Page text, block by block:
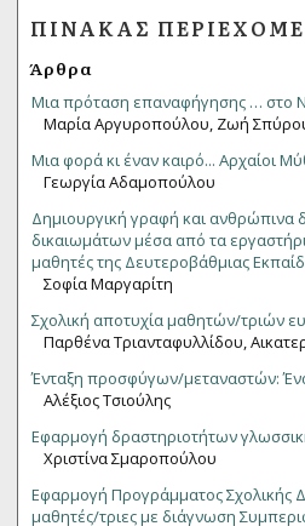
ΠΊΝΑΚΑΣ
Άρθρα
Μια πρόταση επαναφήγησης … στο
Μαρία Αργυροπούλου, Ζωή
Μια φορά κι έναν καιρό... Αρχαίοι
Γεωργία Αδαμοπούλου
Δημιουργική γραφή και
δικαιωμάτων μέσα από τα
μαθητές της Δευτεροβάθμιας
Σοφία Μαργαρίτη
Σχολική αποτυχία μαθητών/τριών
Παρθένα Τριανταφυλλίδου,
Ένταξη προσφύγων/μεταναστών: Ένα
Αλέξιος Τσιούλης
Εφαρμογή δραστηριοτήτων
Χριστίνα Σμαροπούλου
Εφαρμογή Προγράμματος Σχολικής
μαθητές/τριες με διάγνωση